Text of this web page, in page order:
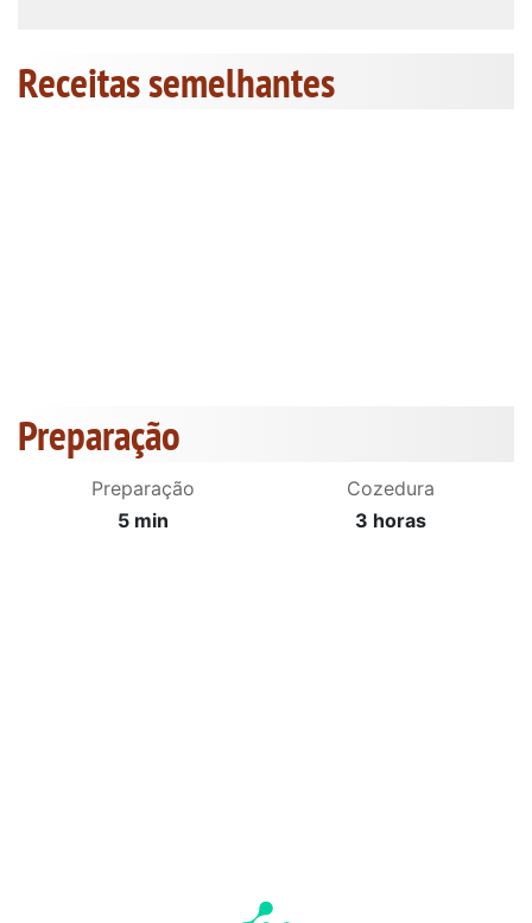
Receitas semelhantes
Preparação
Preparação
5 min
Cozedura
3 horas